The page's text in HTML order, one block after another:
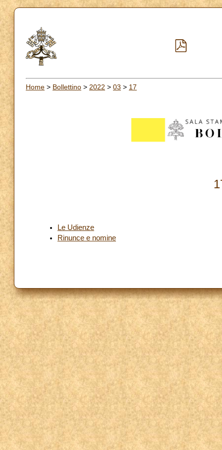
Home > Bollettino > 2022 > 03 > 17
Le Udienze
Rinunce e nomine